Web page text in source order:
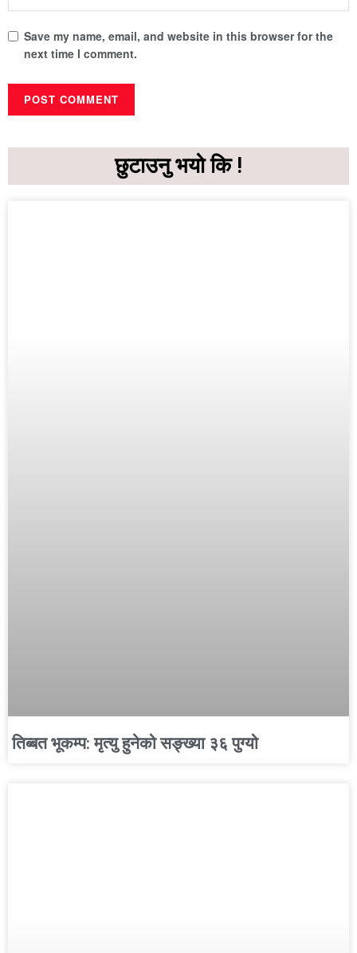
Save my name, email, and website in this browser for the
next time I comment.
छुटाउनु भयो कि !
तिब्बत भूकम्प: मृत्यु हुनेको सङ्ख्या ३६ पुग्यो